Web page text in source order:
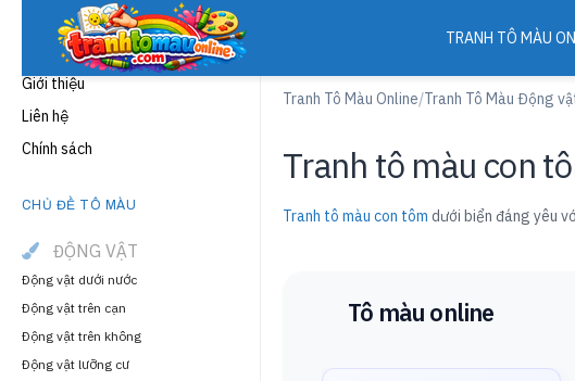
THÔNG TIN
Giới thiệu
Liên hệ
Chính sách
CHỦ ĐỀ TÔ MÀU
ĐỘNG VẬT
Động vật dưới nước
Động vật trên cạn
Động vật trên không
Động vật lưỡng cư
TRANH TÔ MÀU
Tranh Tô Màu Online/Tranh Tô Màu Động
Tranh tô màu con
Tranh tô màu con tôm dưới biển đáng yêu
Tô màu online